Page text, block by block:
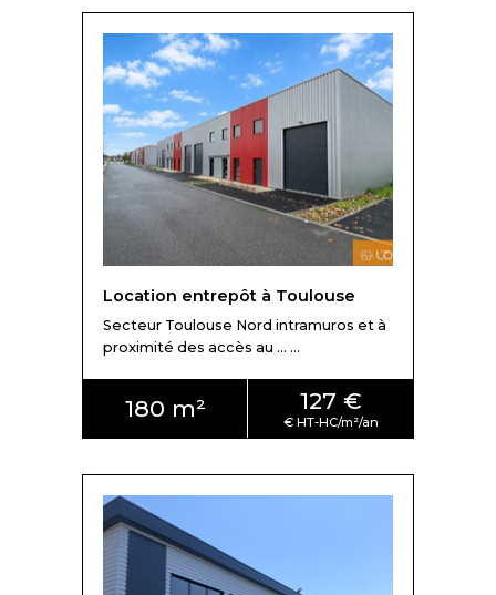
Location entrepôt à Toulouse
Secteur Toulouse Nord intramuros et à
proximité des accès au ... ...
180 m² 127 €